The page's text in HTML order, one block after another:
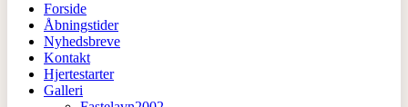
Forside
Åbningstider
Nyhedsbreve
Kontakt
Hjertestarter
Galleri